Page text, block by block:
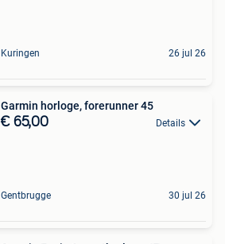
Kuringen 26 jul 26
Garmin horloge, forerunner 45
€ 65,00 Details
Gentbrugge 30 jul 26